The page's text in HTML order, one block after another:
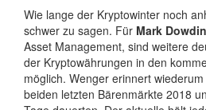
Wie lange der Kryptowinter noch
schwer zu sagen. Für Mark
Asset Management, sind weitere
der Kryptowährungen in den
möglich. Wenger erinnert
beiden letzten Bärenmärkte 2018